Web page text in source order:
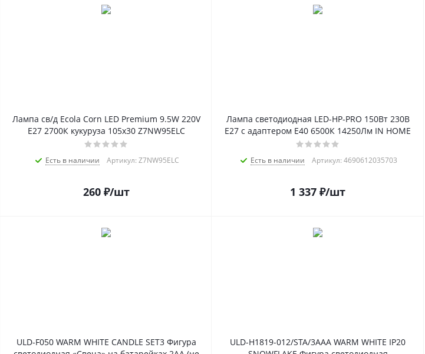
Лампа св/д Ecola Corn LED Premium 9.5W 220V
Е27 2700К кукуруза 105х30 Z7NW95ELC
Есть в наличии Артикул: Z7NW95ELC
260₽/шт
Лампа светодиодная LED-HP-PRO 150Вт 230В
E27 с адаптером Е40 6500К 14250Лм IN HOME
Есть в наличии Артикул: 4690612035703
1 337 ₽/шт
ULD-F050 WARM WHITE CANDLE SET3 Фигура
ULD-H1819-012/STA/3AAA WARM WHITE IP20